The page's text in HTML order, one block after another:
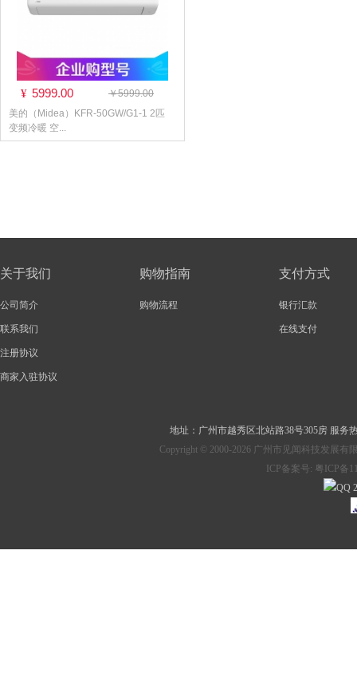
¥ 5999.00
￥5999.00
美的（Midea）KFR-50GW/G1-1 2匹
变频冷暖 空...
关于我们
公司简介
联系我们
注册协议
商家入驻协议
购物指南
购物流程
支付方式
银行汇款
在线支付
地址： 广州市越秀区北站路38号305房 服务
Copyright © 2000-2026 广州市见闻科技发展
ICP备案号: 粤ICP备